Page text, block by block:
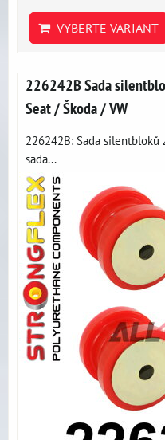
VYBERTE VARIANT
226242B Sada
Seat / Škoda / VW
226242B: Sada
sada...